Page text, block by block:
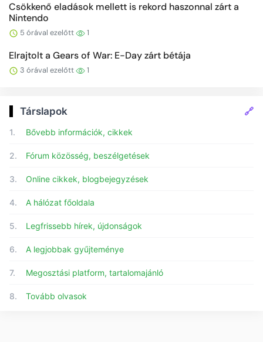
Csökkenő eladások mellett is rekord haszonnal zárt a
Nintendo
5 órával ezelőtt 1
Elrajtolt a Gears of War: E-Day zárt bétája
3 órával ezelőtt 1
Társlapok 🔗
1. Bővebb információk, cikkek
2. Fórum közösség, beszélgetések
3. Online cikkek, blogbejegyzések
4. A hálózat főoldala
5. Legfrissebb hírek, újdonságok
6. A legjobbak gyűjteménye
7. Megosztási platform, tartalomajánló
8. Tovább olvasok